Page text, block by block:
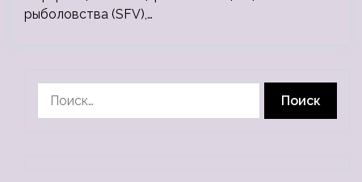
рыболовства (SFV),…